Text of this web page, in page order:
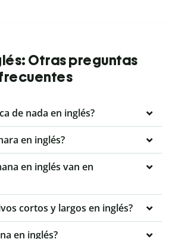
Otras preguntas
de nada en inglés?
en inglés?
en inglés van en
cortos y largos en inglés?
en inglés?